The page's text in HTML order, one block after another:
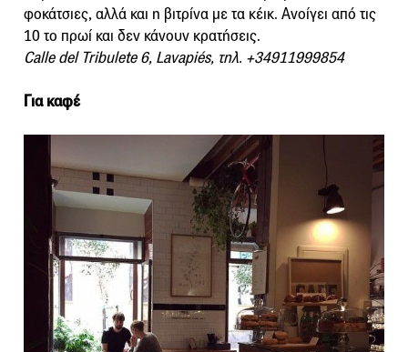
φοκάτσιες, αλλά και η βιτρίνα με τα κέικ. Ανοίγει από τις
10 το πρωί και δεν κάνουν κρατήσεις.
Calle del Tribulete 6, Lavapiés, τηλ. +34911999854
Για καφέ